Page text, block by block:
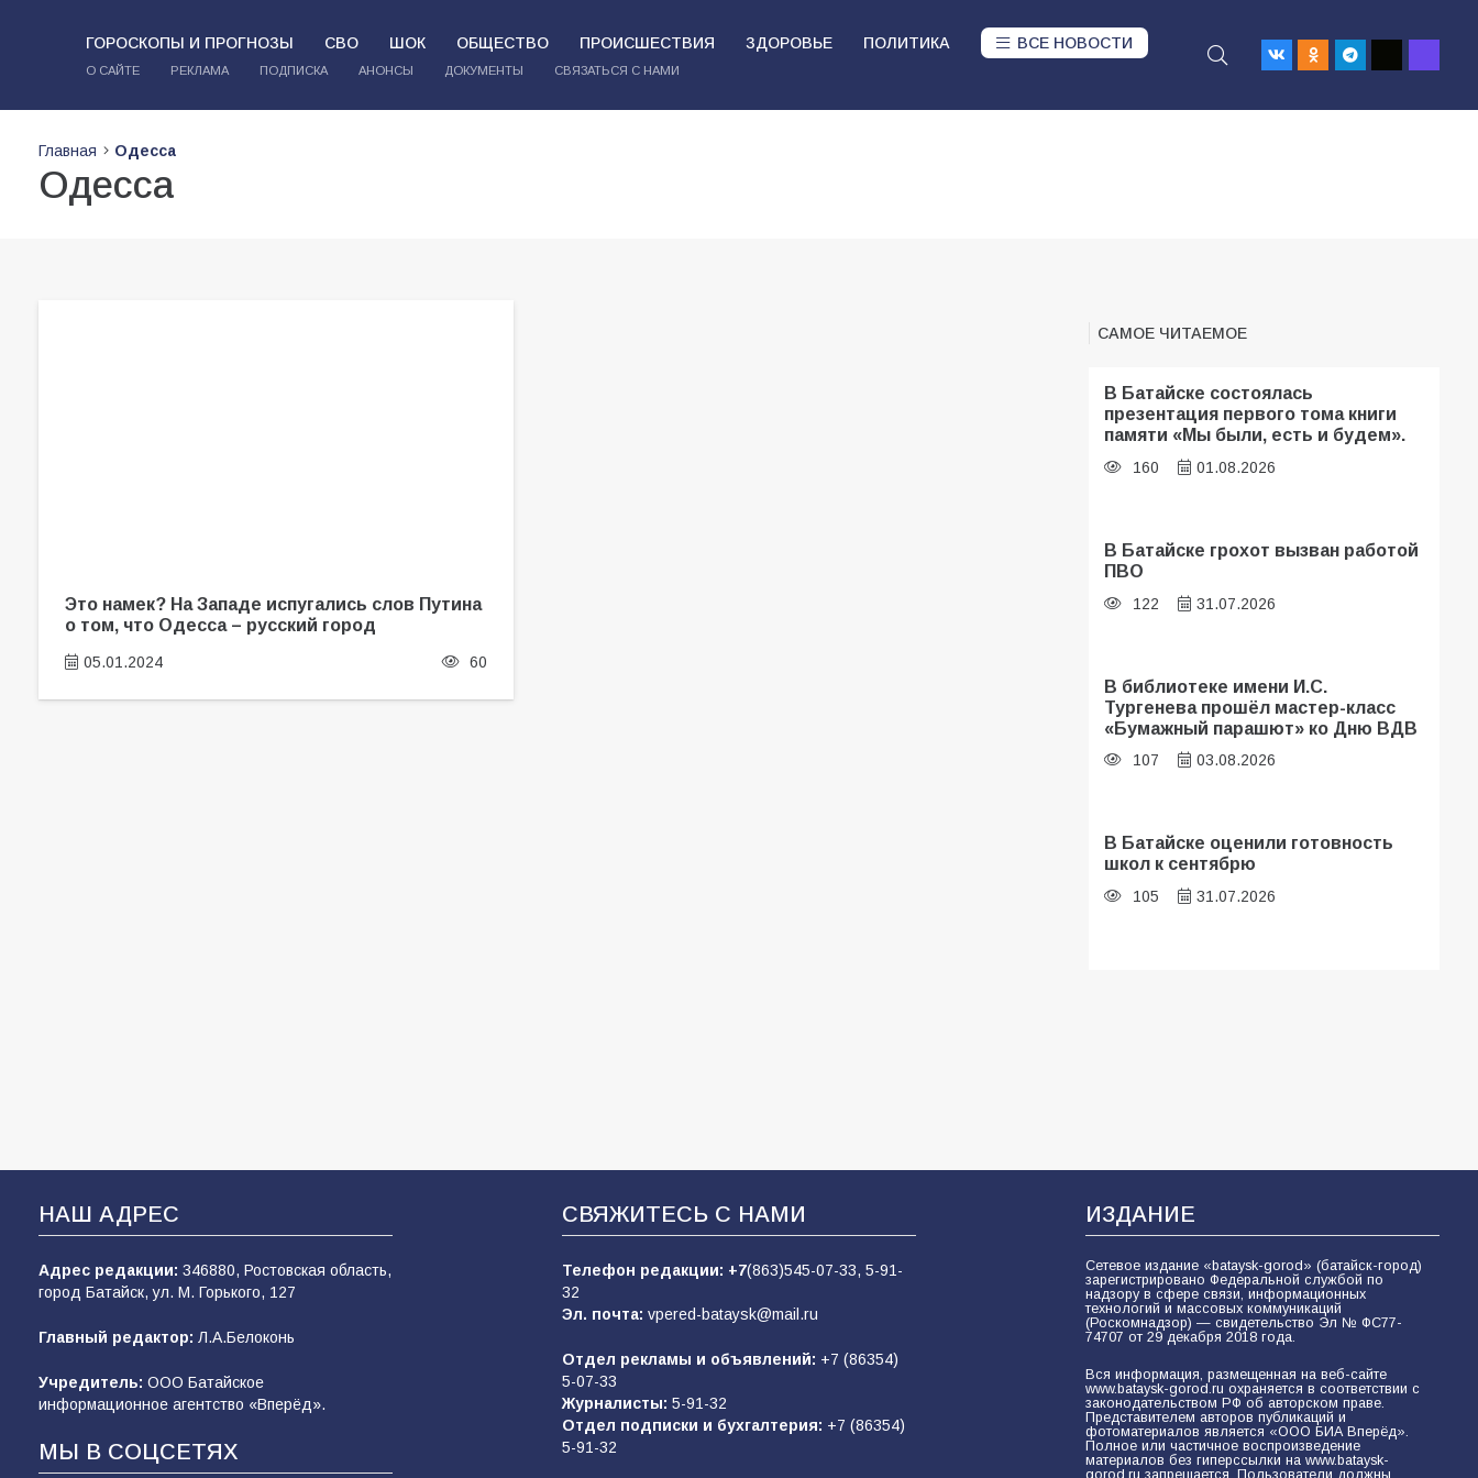
ГОРОСКОПЫ И ПРОГНОЗЫ СВО ШОК ОБЩЕСТВО ПРОИСШЕСТВИЯ ЗДОРОВЬЕ ПОЛИТИКА ВСЕ НОВОСТИ
О САЙТЕ РЕКЛАМА ПОДПИСКА АНОНСЫ ДОКУМЕНТЫ СВЯЗАТЬСЯ С НАМИ
Главная Одесса
Одесса
Это намек? На Западе испугались слов Путина
о том, что Одесса – русский город
05.01.2024 60
САМОЕ ЧИТАЕМОЕ
В Батайске состоялась
презентация первого тома книги
памяти «Мы были, есть и будем».
160 01.08.2026
В Батайске грохот вызван работой
ПВО
122 31.07.2026
В библиотеке имени И.С.
Тургенева прошёл мастер-класс
«Бумажный парашют» ко Дню ВДВ
107 03.08.2026
В Батайске оценили готовность
школ к сентябрю
105 31.07.2026
99 03.08.2026
В Батайске продолжаются
дорожные работы
97 04.08.2026
«Пургу нести — не поля
переходить»: почему заявления о
мобилизации — это
НАШ АДРЕС
Адрес редакции: 346880, Ростовская область,
город Батайск, ул. М. Горького, 127
Главный редактор: Л.А.Белоконь
Учредитель: ООО Батайское
информационное агентство «Вперёд».
МЫ В СОЦСЕТЯХ
СВЯЖИТЕСЬ С НАМИ
Телефон редакции: +7(863)545-07-33, 5-91-
32
Эл. почта: vpered-bataysk@mail.ru
Отдел рекламы и объявлений: +7 (86354)
5-07-33
Журналисты: 5-91-32
Отдел подписки и бухгалтерия: +7 (86354)
5-91-32
ИЗДАНИЕ
Сетевое издание «bataysk-gorod» (батайск-город)
зарегистрировано Федеральной службой по
надзору в сфере связи, информационных
технологий и массовых коммуникаций
(Роскомнадзор) — свидетельство Эл № ФС77-
74707 от 29 декабря 2018 года.
Вся информация, размещенная на веб-сайте
www.bataysk-gorod.ru охраняется в соответствии с
законодательством РФ об авторском праве.
Представителем авторов публикаций и
фотоматериалов является «ООО БИА Вперёд».
Полное или частичное воспроизведение
материалов без гиперссылки на www.bataysk-
gorod.ru запрещается. Пользователи должны